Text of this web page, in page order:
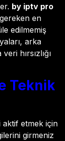
by iptv pro
en
edilmemiş
arka
hırsızlığı
Teknik
aktif etmek için
girmeniz